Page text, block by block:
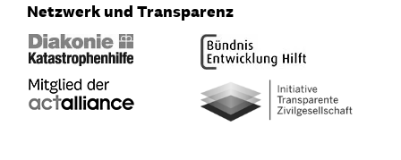
Netzwerk und Transparenz